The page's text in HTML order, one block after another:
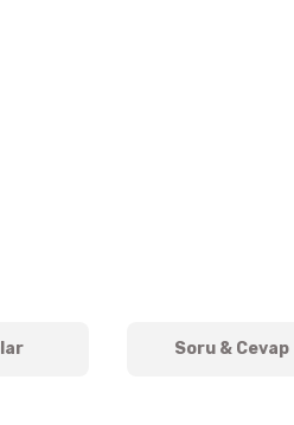
Soru & Cevap